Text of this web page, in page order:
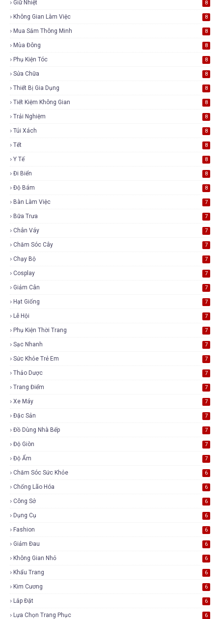
Giữ Nhiệt 8
Không Gian Làm Việc 8
Mua Sắm Thông Minh 8
Mùa Đông 8
Phụ Kiện Tóc 8
Sửa Chữa 8
Thiết Bị Gia Dụng 8
Tiết Kiệm Không Gian 8
Trải Nghiệm 8
Túi Xách 8
Tết 8
Y Tế 8
Đi Biển 8
Độ Bám 8
Bàn Làm Việc 7
Bữa Trưa 7
Chân Váy 7
Chăm Sóc Cây 7
Chạy Bộ 7
Cosplay 7
Giảm Cân 7
Hạt Giống 7
Lễ Hội 7
Phụ Kiện Thời Trang 7
Sạc Nhanh 7
Sức Khỏe Trẻ Em 7
Thảo Dược 7
Trang Điểm 7
Xe Máy 7
Đặc Sản 7
Đồ Dùng Nhà Bếp 7
Độ Giòn 7
Độ Ẩm 7
Chăm Sóc Sức Khỏe 6
Chống Lão Hóa 6
Công Sở 6
Dụng Cụ 6
Fashion 6
Giảm Đau 6
Không Gian Nhỏ 6
Khẩu Trang 6
Kim Cương 6
Lắp Đặt 6
Lựa Chọn Trang Phục 6